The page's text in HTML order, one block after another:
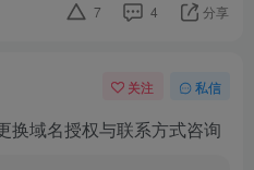
7 4 分享
关注 私信
换域名授权与联系方式咨询